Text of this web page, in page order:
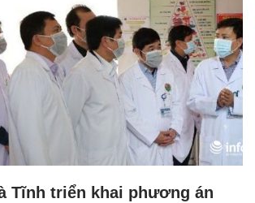
Tĩnh triển khai phương án